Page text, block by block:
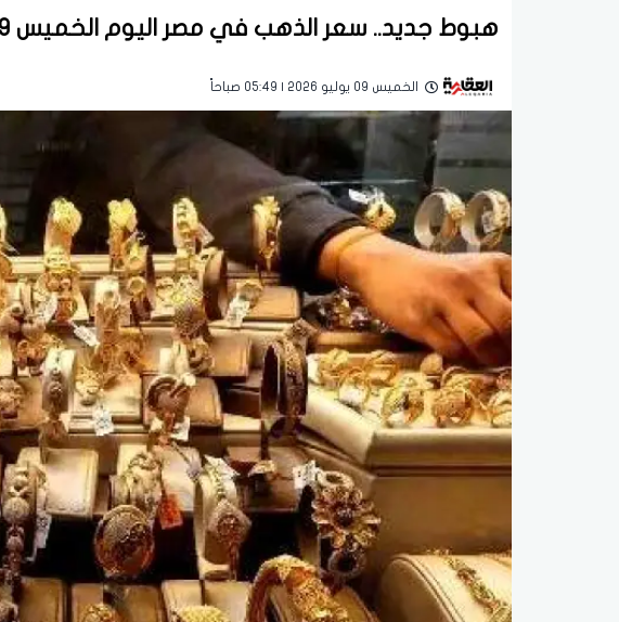
هبوط جديد.. سعر الذهب في مصر اليوم الخميس 9 يوليو 2026
الخميس 09 يوليو 2026 | 05:49 صباحاً